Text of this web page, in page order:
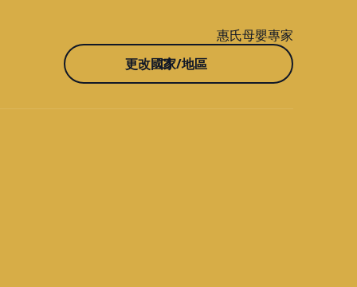
惠氏母嬰專家
更改國家/地區